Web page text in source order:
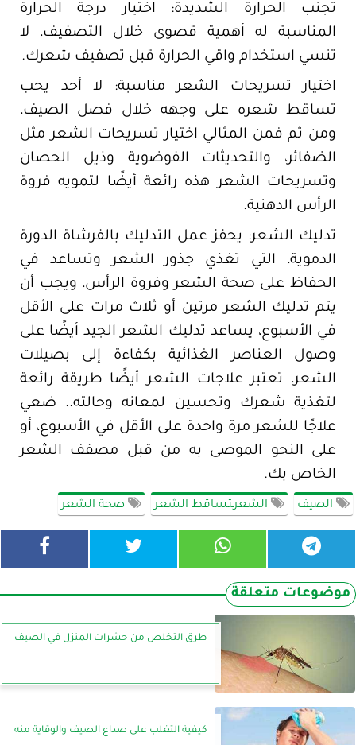
تجنب الحرارة الشديدة: اختيار درجة الحرارة
المناسبة له أهمية قصوى خلال التصفيف، لا
تنسي استخدام واقي الحرارة قبل تصفيف شعرك.
اختيار تسريحات الشعر مناسبة: لا أحد يحب
تساقط شعره على وجهه خلال فصل الصيف،
ومن ثم فمن المثالي اختيار تسريحات الشعر مثل
الضفائر، والتحديثات الفوضوية وذيل الحصان
وتسريحات الشعر هذه رائعة أيضًا لتمويه فروة
الرأس الدهنية.
تدليك الشعر: يحفز عمل التدليك بالفرشاة الدورة
الدموية، التي تغذي جذور الشعر وتساعد في
الحفاظ على صحة الشعر وفروة الرأس، ويجب أن
يتم تدليك الشعر مرتين أو ثلاث مرات على الأقل
في الأسبوع، يساعد تدليك الشعر الجيد أيضًا على
وصول العناصر الغذائية بكفاءة إلى بصيلات
الشعر، تعتبر علاجات الشعر أيضًا طريقة رائعة
لتغذية شعرك وتحسين لمعانه وحالته.. ضعي
علاجًا للشعر مرة واحدة على الأقل في الأسبوع، أو
على النحو الموصى به من قبل مصفف الشعر
الخاص بك.
الصيف الشعرـتساقط الشعر صحة الشعر
موضوعات متعلقة
طرق التخلص من حشرات المنزل في الصيف
كيفية التغلب على صداع الصيف والوقاية منه